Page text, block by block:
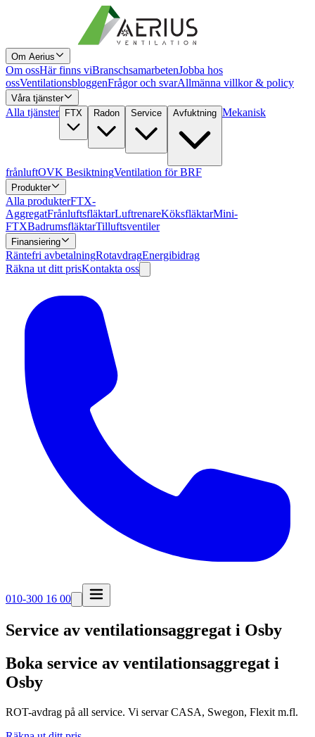
Om Aerius
Om ossHär finns viBranschsamarbetenJobba hos
ossVentilationsbloggenFrågor och svarAllmänna villkor & policy
Våra tjänster
Alla tjänster FTX Radon Service Avfuktning Mekanisk
frånluftOVK BesiktningVentilation för BRF
Produkter
Alla produkterFTX-
AggregatFrånluftsfläktarLuftrenareKöksfläktarMini-
FTXBadrumsfläktarTilluftsventiler
Finansiering
Räntefri avbetalningRotavdragEnergibidrag
Räkna ut ditt prisKontakta oss
010-300 16 00
Service av ventilationsaggregat i Osby
Boka service av ventilationsaggregat i
Osby
ROT-avdrag på all service. Vi servar CASA, Swegon, Flexit m.fl.